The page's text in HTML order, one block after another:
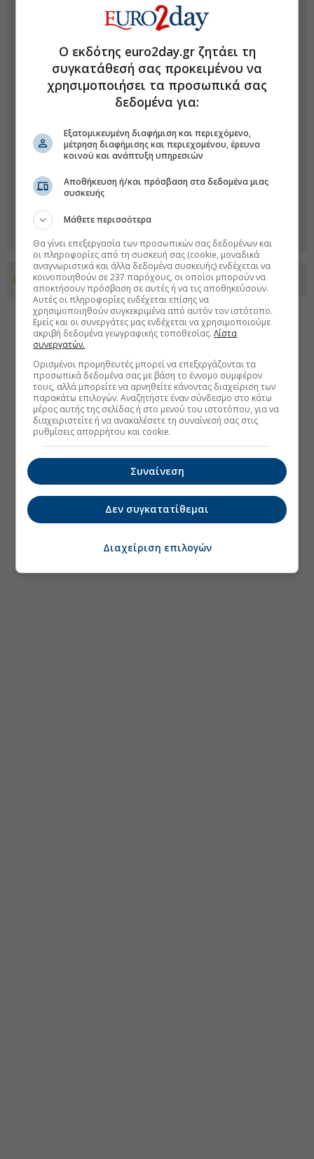
Προσθέστε το euro2day.gr στο Discover
Ο εκδότης euro2day.gr ζητάει τη
συγκατάθεσή σας προκειμένου να
χρησιμοποιήσει τα προσωπικά σας
δεδομένα για:
Εξατομικευμένη διαφήμιση και περιεχόμενο,
μέτρηση διαφήμισης και περιεχομένου, έρευνα
κοινού και ανάπτυξη υπηρεσιών
Αποθήκευση ή/και πρόσβαση στα δεδομένα μιας
συσκευής
Μάθετε περισσότερα
Θα γίνει επεξεργασία των προσωπικών σας δεδομένων και
οι πληροφορίες από τη συσκευή σας (cookie, μοναδικά
αναγνωριστικά και άλλα δεδομένα συσκευής) ενδέχεται να
κοινοποιηθούν σε 237 παρόχους, οι οποίοι μπορούν να
αποκτήσουν πρόσβαση σε αυτές ή να τις αποθηκεύσουν.
Αυτές οι πληροφορίες ενδέχεται επίσης να
χρησιμοποιηθούν συγκεκριμένα από αυτόν τον ιστότοπο.
Εμείς και οι συνεργάτες μας ενδέχεται να χρησιμοποιούμε
ακριβή δεδομένα γεωγραφικής τοποθεσίας.Λίστα
συνεργατών.
Ορισμένοι προμηθευτές μπορεί να επεξεργάζονται τα
προσωπικά δεδομένα σας με βάση το έννομο συμφέρον
τους, αλλά μπορείτε να αρνηθείτε κάνοντας διαχείριση των
παρακάτω επιλογών. Αναζητήστε έναν σύνδεσμο στο κάτω
μέρος αυτής της σελίδας ή στο μενού του ιστοτόπου, για να
διαχειριστείτε ή να ανακαλέσετε τη συναίνεσή σας στις
ρυθμίσεις απορρήτου και cookie.
Συναίνεση
Δεν συγκατατίθεμαι
Διαχείριση επιλογών